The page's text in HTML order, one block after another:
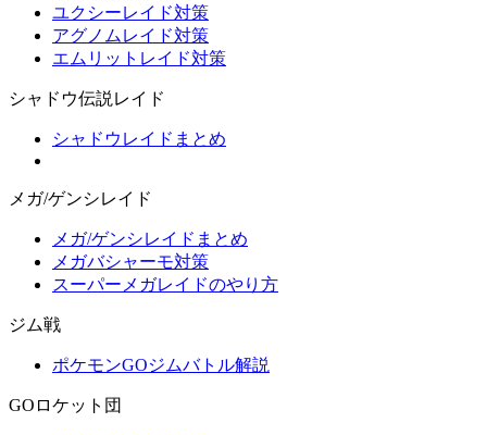
ユクシーレイド対策
アグノムレイド対策
エムリットレイド対策
シャドウ伝説レイド
シャドウレイドまとめ
メガ/ゲンシレイド
メガ/ゲンシレイドまとめ
メガバシャーモ対策
スーパーメガレイドのやり方
ジム戦
ポケモンGOジムバトル解説
GOロケット団